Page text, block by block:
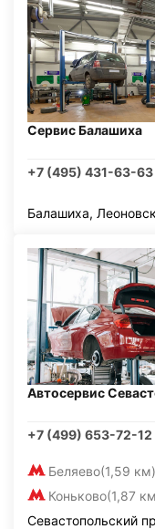
Сервис Балашиха
+7 (495) 431-63-63
Балашиха,
Автосервис
+7 (499) 653-72-12
Беляево(1,59 км)
Коньково(1,87
Севастопольский